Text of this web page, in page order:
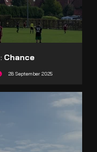
Chance
28 September 2025